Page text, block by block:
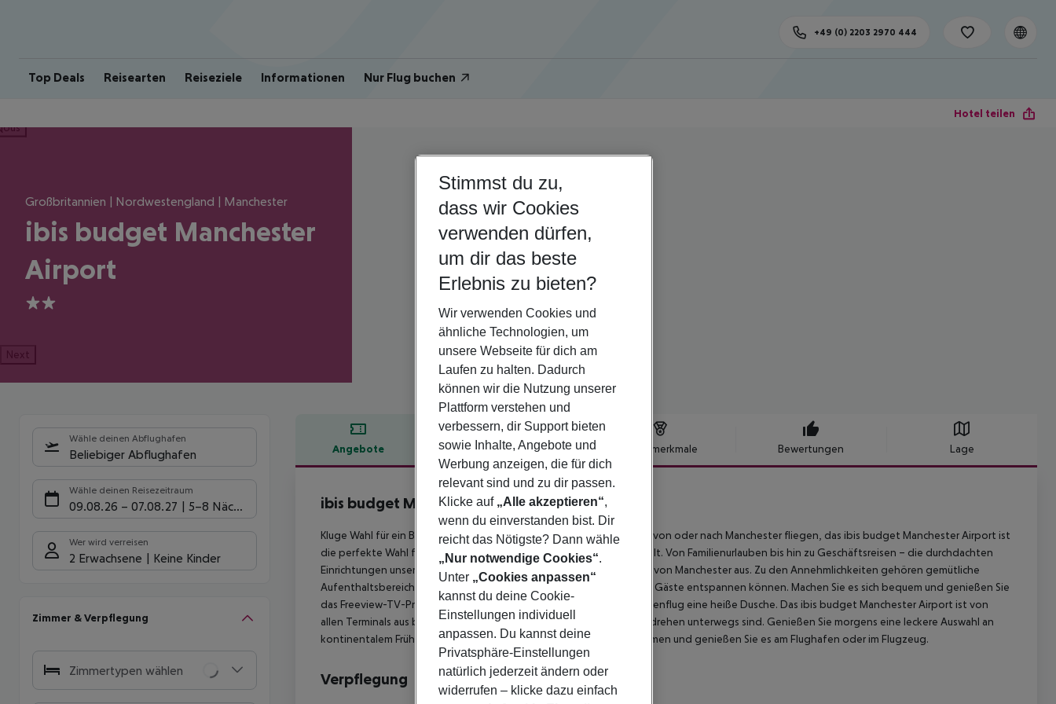
Top Deals Reisearten Reiseziele Informationen Nur Flug buchen
+49 (0) 2203 2970 444
Hotel teilen
Großbritannien | Nordwestengland | Manchester
ibis budget Manchester
Airport
2
Next
Wähle deinen Abflughafen
Beliebiger Abflughafen
Wähle deinen Reisezeitraum
09.08.26 – 07.08.27 5-8 Nächte
Wer wird verreisen
2 Erwachsene Keine Kinder
Zimmer & Verpflegung
Zimmertypen wählen
Angebote Hotelbeschreibung Hotelmerkmale Bewertungen Lage
Hotelbeschreibung
ibis budget Manchester Airport
2
Kluge Wahl für ein Budget-Hotel, ideal für Alltagsabenteurer. Ob Sie von oder nach Manchester fliegen, das ibis budget Manchester Airport ist
die perfekte Wahl für einen komfortablen und praktischen Aufenthalt. Von Familienurlauben bis hin zu Geschäftsreisen – die durchdachten
Einrichtungen unseres ibis budget Hotels erleichtern Ihnen die Reise von Manchester aus. Zu den Annehmlichkeiten gehören gemütliche
Aufenthaltsbereiche und elegante, luftige Zimmer, in denen sich die Gäste entspannen können. Machen Sie es sich bequem und genießen Sie
das Freeview-TV-Programm oder nehmen Sie nach einem Langstreckenflug eine heiße Dusche. Das ibis budget Manchester Airport ist von
allen Terminals aus bequem zu Fuß erreichbar, so dass Sie im Handumdrehen unterwegs sind. Genießen Sie morgens eine leckere Auswahl an
kontinentalem Frühstück. Oder nehmen Sie Ihr Frühstück zum Mitnehmen und genießen Sie es am Flughafen oder im Flugzeug.
Verpflegung
Stimmst du zu,
dass wir Cookies
verwenden dürfen,
um dir das beste
Erlebnis zu bieten?
Wir verwenden Cookies und
ähnliche Technologien, um
unsere Webseite für dich am
Laufen zu halten. Dadurch
können wir die Nutzung unserer
Plattform verstehen und
verbessern, dir Support bieten
sowie Inhalte, Angebote und
Werbung anzeigen, die für dich
relevant sind und zu dir passen.
Klicke auf „Alle akzeptieren“,
wenn du einverstanden bist. Dir
reicht das Nötigste? Dann wähle
„Nur notwendige Cookies“.
Unter „Cookies anpassen“
kannst du deine Cookie-
Einstellungen individuell
anpassen. Du kannst deine
Privatsphäre-Einstellungen
natürlich jederzeit ändern oder
widerrufen – klicke dazu einfach